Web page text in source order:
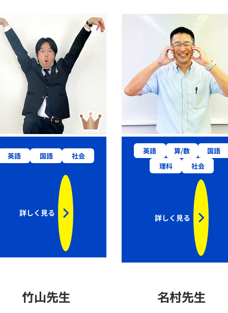
英語 国語 社会
詳しく見る
英語 算/数
国語
理科
社会
詳しく見る
竹山先生 名村先生